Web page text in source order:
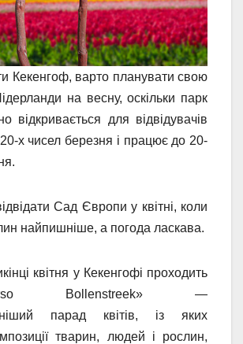
Кекенгоф, варто планувати свою
на весну, оскільки парк
відкривається для відвідувачів
х чисел березня і працює до 20-
Сад Європи у квітні, коли
найпишніше, а погода ласкава.
квітня у Кекенгофі проходить
Bollenstreek» —
парад квітів, із яких
тварин, людей і рослин,